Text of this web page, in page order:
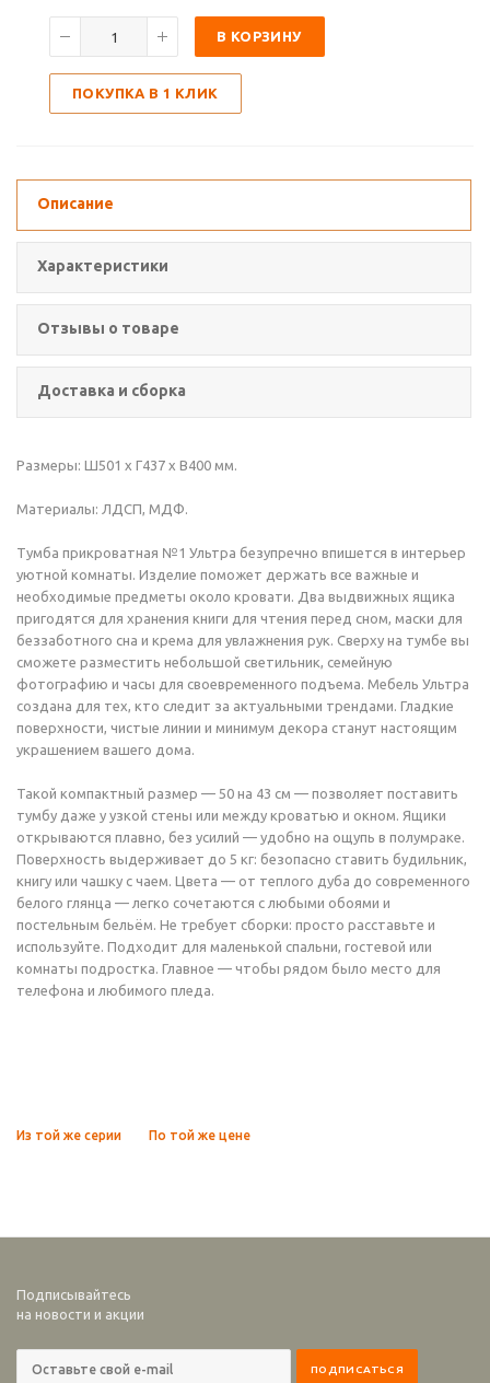
В КОРЗИНУ
ПОКУПКА В 1 КЛИК
Описание
Характеристики
Отзывы о товаре
Доставка и сборка
Размеры: Ш501 x Г437 х В400 мм.
Материалы: ЛДСП, МДФ.
Тумба прикроватная №1 Ультра безупречно впишется в интерьер
уютной комнаты. Изделие поможет держать все важные и
необходимые предметы около кровати. Два выдвижных ящика
пригодятся для хранения книги для чтения перед сном, маски для
беззаботного сна и крема для увлажнения рук. Сверху на тумбе вы
сможете разместить небольшой светильник, семейную
фотографию и часы для своевременного подъема. Мебель Ультра
создана для тех, кто следит за актуальными трендами. Гладкие
поверхности, чистые линии и минимум декора станут настоящим
украшением вашего дома.
Такой компактный размер — 50 на 43 см — позволяет поставить
тумбу даже у узкой стены или между кроватью и окном. Ящики
открываются плавно, без усилий — удобно на ощупь в полумраке.
Поверхность выдерживает до 5 кг: безопасно ставить будильник,
книгу или чашку с чаем. Цвета — от теплого дуба до современного
белого глянца — легко сочетаются с любыми обоями и
постельным бельём. Не требует сборки: просто расставьте и
используйте. Подходит для маленькой спальни, гостевой или
комнаты подростка. Главное — чтобы рядом было место для
телефона и любимого пледа.
Из той же серии По той же цене
Подписывайтесь
на новости и акции